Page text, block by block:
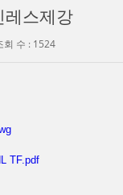
레스제강
회 수 : 1524
TF.pdf